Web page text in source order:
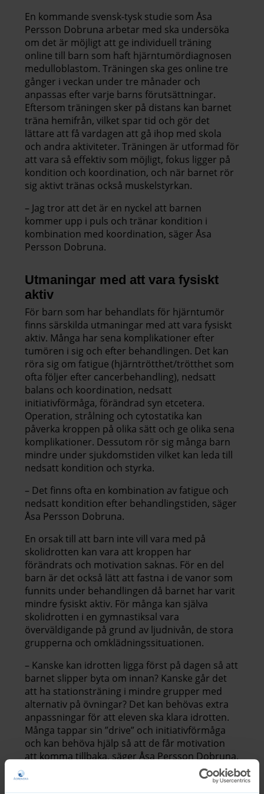
En kommande svensk-tysk studie som Åsa
Persson Dobruna arbetar med ska undersöka
om det är möjligt att ge individuell träning
online till barn som haft hjärntumördiagnosen
medulloblastom. Träningen ska ges online tre
gånger i veckan under tre månader och
anpassas efter varje barns förutsättningar.
Eftersom träningen sker på distans kan barnet
träna hemifrån, vilket spar tid och gör det
lättare att få vardagen att gå ihop med skola
och andra aktiviteter. Träningen är utformad för
att vara så effektiv som möjligt, fokus ligger på
kondition och koordination, och när barnet rör
sig aktivt tränas också muskelstyrkan.
– Jag tror att det är en nyckel att barnen
kommer upp i puls och tränar kondition i
kombination med koordination, säger Åsa
Persson Dobruna.
Utmaningar med att vara fysiskt
aktiv
För barn som har behandlats för hjärntumör
finns särskilda utmaningar med att vara fysiskt
aktiv. Många har sena komplikationer efter
tumören i sig och efter behandlingen. Det kan
röra sig om fatigue (hjärntrötthet/trötthet som
ofta följer efter cancerbehandling), nedsatt
balans och koordination, nedsatt
initiativförmåga, förändrad syn etcetera.
Operation, strålning och cytostatika kan
påverka kroppen på olika sätt och ge olika sena
komplikationer. Dessutom rör sig många barn
mindre under sjukdomstiden vilket kan leda till
nedsatt kondition och styrka.
– Det finns ofta en kombination av fatigue och
nedsatt kondition efter behandlingstiden, säger
Åsa Persson Dobruna.
En orsak till att barn inte vill vara med på
skolidrotten kan vara att kroppen har
förändrats och motivation saknas. För en del
barn är det också lätt att fastna i de vanor som
funnits under behandlingen då barnet har varit
mindre fysiskt aktiv. För många kan själva
skolidrotten i en gymnastiksal vara
överväldigande på grund av ljudnivån, de stora
grupperna och omklädningssituationen.
– Kanske kan idrotten ligga först på dagen så att
barnet slipper byta om innan? Kanske går det
att ha stationsträning i mindre grupper med
alternativ på övningar? Det kan behövas extra
anpassningar för att eleven ska klara idrotten.
Många tappar sin ”drive” och initiativförmåga
och kan behöva hjälp så att de får motivation
att komma tillbaka, säger Åsa Persson Dobruna.
Åsa Persson Dobruna uppmanar föräldrar och